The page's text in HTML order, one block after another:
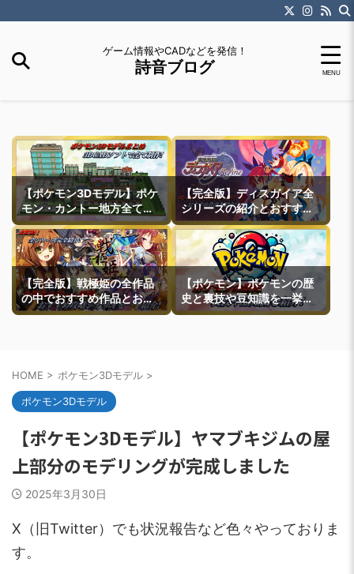
ゲーム情報やCADなどを発信！
詩音ブログ
【ポケモン3Dモデル】ポケ
モン・カントー地方全ての
町モデルなどを紹介
【完全版】ディスガイア全
シリーズの紹介とおすすめ
作品紹介
【完全版】戦極姫の全作品
の中でおすすめ作品とおす
すめ攻略ルートを一挙紹介
【ポケモン】ポケモンの歴
史と裏技や豆知識を一挙紹
介
HOME > ポケモン3Dモデル >
ポケモン3Dモデル
【ポケモン3Dモデル】ヤマブキジムの屋
上部分のモデリングが完成しました
2025年3月30日
X（旧Twitter）でも状況報告など色々やっておりま
す。